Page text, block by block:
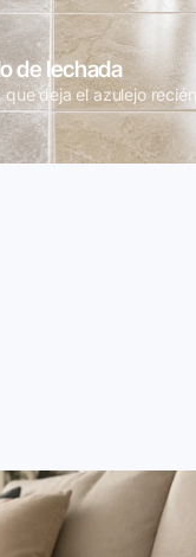
de lechada
deja el azulejo recién